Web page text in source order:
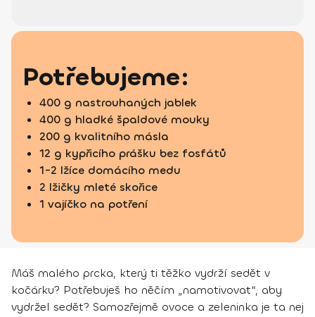
Potřebujeme:
400 g nastrouhaných jablek
400 g hladké špaldové mouky
200 g kvalitního másla
12 g kypřicího prášku bez fosfátů
1-2 lžíce domácího medu
2 lžičky mleté skořice
1 vajíčko na potření
Máš malého prcka, který ti těžko vydrží sedět v
kočárku? Potřebuješ ho něčím „namotivovat“, aby
vydržel sedět? Samozřejmě ovoce a zeleninka je ta nej